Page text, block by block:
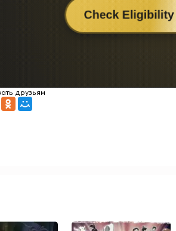
друзьям